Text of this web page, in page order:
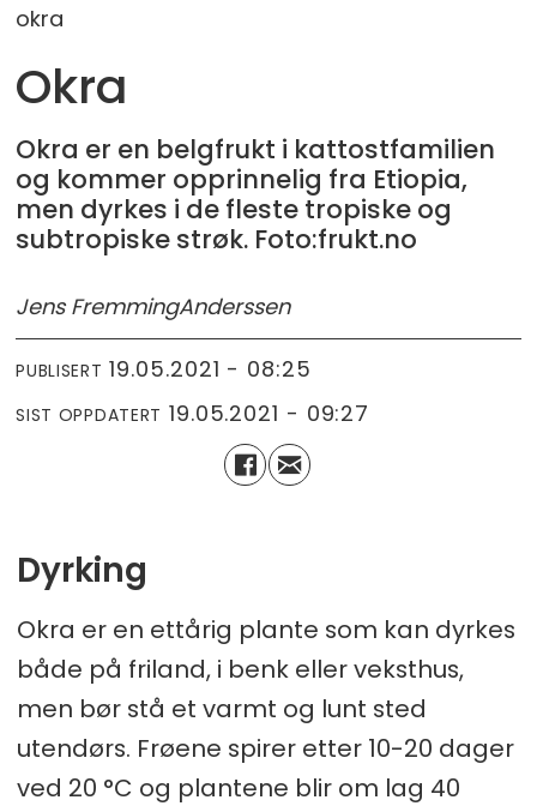
okra
Okra
Okra er en belgfrukt i kattostfamilien
og kommer opprinnelig fra Etiopia,
men dyrkes i de fleste tropiske og
subtropiske strøk. Foto:frukt.no
Jens FremmingAnderssen
PUBLISERT 19.05.2021 - 08:25
SIST OPPDATERT 19.05.2021 - 09:27
Dyrking
Okra er en ettårig plante som kan dyrkes
både på friland, i benk eller veksthus,
men bør stå et varmt og lunt sted
utendørs. Frøene spirer etter 10-20 dager
ved 20 °C og plantene blir om lag 40